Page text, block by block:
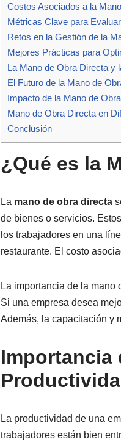
Costos Asociados a la
Métricas Clave para
Retos en la Gestión de la
Mejores Prácticas para
La Mano de Obra Directa y
El Futuro de la Mano de
Impacto de la Mano de
Mano de Obra Directa en
Conclusión
¿Qué es la
La mano de obra directa
de bienes o servicios.
los trabajadores en una
restaurante. El costo
La importancia de la mano
Si una empresa desea
Además, la capacitación y
Importancia
La productividad de una
trabajadores están bien